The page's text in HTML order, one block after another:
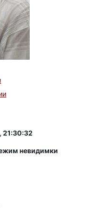
21:30:32
невидимки